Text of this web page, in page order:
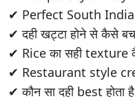
✔ Perfect South
✔ दही खट्टा होने से कैसे
✔ Rice का सही
✔ Restaurant style
✔ कौन सा दही best होता है